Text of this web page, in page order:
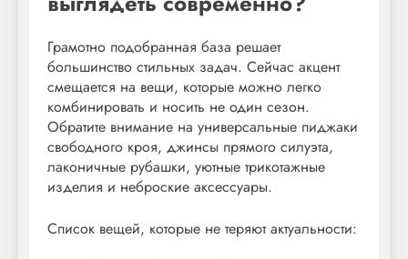
Грамотно подобранная база решает
большинство стильных задач. Сейчас акцент
смещается на вещи, которые можно легко
комбинировать и носить не один сезон.
Обратите внимание на универсальные пиджаки
свободного кроя, джинсы прямого силуэта,
лаконичные рубашки, уютные трикотажные
изделия и неброские аксессуары.
Список вещей, которые не теряют актуальности: